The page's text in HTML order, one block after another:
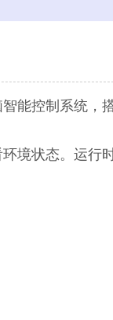
能控制系统，
境状态。运行